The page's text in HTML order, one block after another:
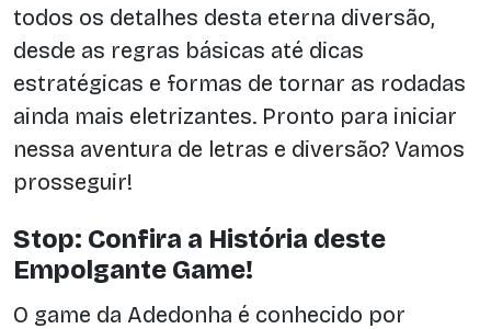
todos os detalhes desta eterna diversão,
desde as regras básicas até dicas
estratégicas e formas de tornar as rodadas
ainda mais eletrizantes. Pronto para iniciar
nessa aventura de letras e diversão? Vamos
prosseguir!
Stop: Confira a História deste
Empolgante Game!
O game da Adedonha é conhecido por